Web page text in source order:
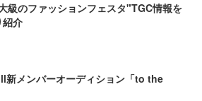
級のファッションフェスタ"TGC情報を
紹介
新メンバーオーディション「to the